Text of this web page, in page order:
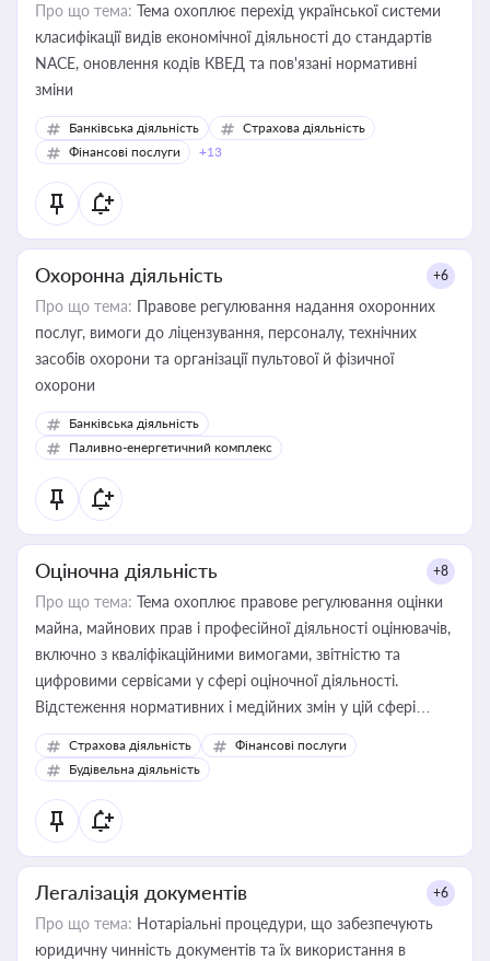
Про що тема: Тема охоплює перехід української системи
класифікації видів економічної діяльності до стандартів
NACE, оновлення кодів КВЕД та пов'язані нормативні
зміни
Банківська діяльність
Страхова діяльність
Фінансові послуги
+13
Охоронна діяльність +6
Про що тема: Правове регулювання надання охоронних
послуг, вимоги до ліцензування, персоналу, технічних
засобів охорони та організації пультової й фізичної
охорони
Банківська діяльність
Паливно-енергетичний комплекс
Оціночна діяльність +8
Про що тема: Тема охоплює правове регулювання оцінки
майна, майнових прав і професійної діяльності оцінювачів,
включно з кваліфікаційними вимогами, звітністю та
цифровими сервісами у сфері оціночної діяльності.
Відстеження нормативних і медійних змін у цій сфері
корисне для власника бізнесу, керівника, юриста або
бухгалтера під час оподаткування, приватизації, оренди
державного майна, корпоративних угод і перевірки
статусу суб'єктів оціночної діяльності
Страхова діяльність
Фінансові послуги
Будівельна діяльність
Легалізація документів +6
Про що тема: Нотаріальні процедури, що забезпечують
юридичну чинність документів та їх використання в